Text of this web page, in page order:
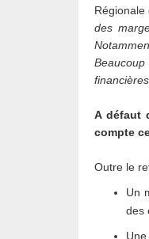
des
financières
A défaut
compte
Outre le
Un
des
Une